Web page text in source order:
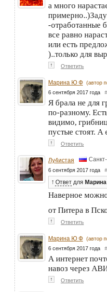
а много
-отработанные
все равно
или есть
)..только для
↑ Ответить
Марина Ю Ф (автор
6 сентября 2017 года #
Я брала не для
по-разному.
видимо,
пустые стоят. А
↑ Ответить
Лу4истая
6 сентября 2017 года #
↑ Ответ для
Наверное
от Питера в
↑ Ответить
Марина Ю Ф (автор
6 сентября 2017 года #
А интернет
навоз через
↑ Ответить